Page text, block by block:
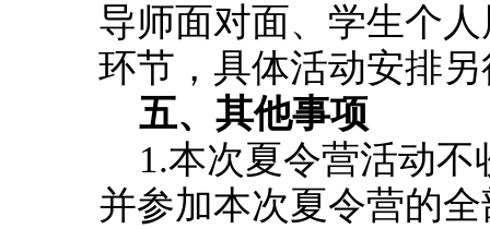
导师面对面、学生个
环节，具体活动安排
五、其他事项
1.本次夏令营活动
并参加本次夏令营的